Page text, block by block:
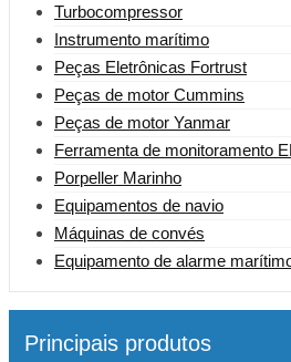
Turbocompressor
Instrumento marítimo
Peças Eletrônicas Fortrust
Peças de motor Cummins
Peças de motor Yanmar
Ferramenta de monitoramento
Porpeller Marinho
Equipamentos de navio
Máquinas de convés
Equipamento de alarme
Principais produtos